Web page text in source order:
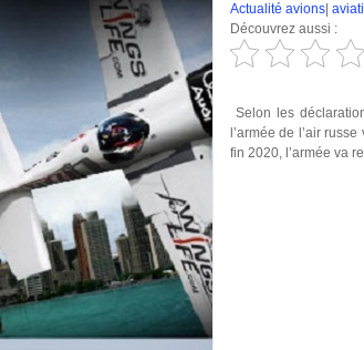
Actualité avions
Découvrez aussi :
Selon les
l’armée de l’air
fin 2020, l’armée va